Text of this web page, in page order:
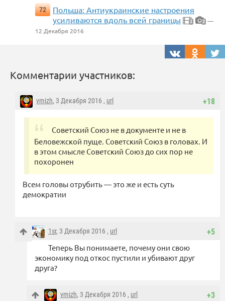
72
Польша: Антиукраинские настроения
усиливаются вдоль всей границы
2 2 —
12 Декабря 2016
Комментарии участников:
+18
vmizh, 3 Декабря 2016 , url
Советский Союз не в документе и не в
Беловежской пуще. Советский Союз в головах. И
в этом смысле Советский Союз до сих пор не
похоронен
Всем головы отрубить — это же и есть суть
демократии
+5
1sr, 3 Декабря 2016 , url
Теперь Вы понимаете, почему они свою
экономику под откос пустили и убивают друг
друга?
+3
vmizh, 3 Декабря 2016 , url